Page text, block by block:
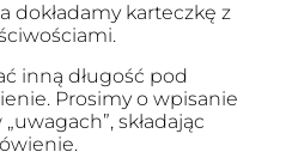
dokładamy karteczkę z
inną długość pod
Prosimy o wpisanie
składając